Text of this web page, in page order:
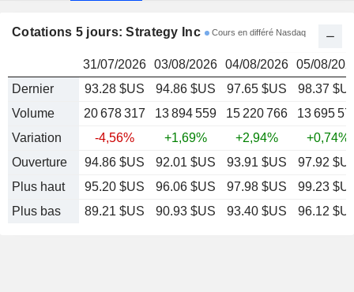
Cotations 5 jours: Strategy Inc Cours en différé Nasdaq
31/07/2026 03/08/2026 04/08/2026 05/08/
Dernier
93.28 $US 94.86 $US 97.65 $US
98.37
Volume
20 678 317 13 894 559 15 220 766
13 695
Variation
-4,56% +1,69% +2,94%
+0,74%
Ouverture
94.86 $US 92.01 $US 93.91 $US
97.92
Plus haut
95.20 $US 96.06 $US 97.98 $US
99.23
Plus bas
89.21 $US 90.93 $US 93.40 $US 96.12